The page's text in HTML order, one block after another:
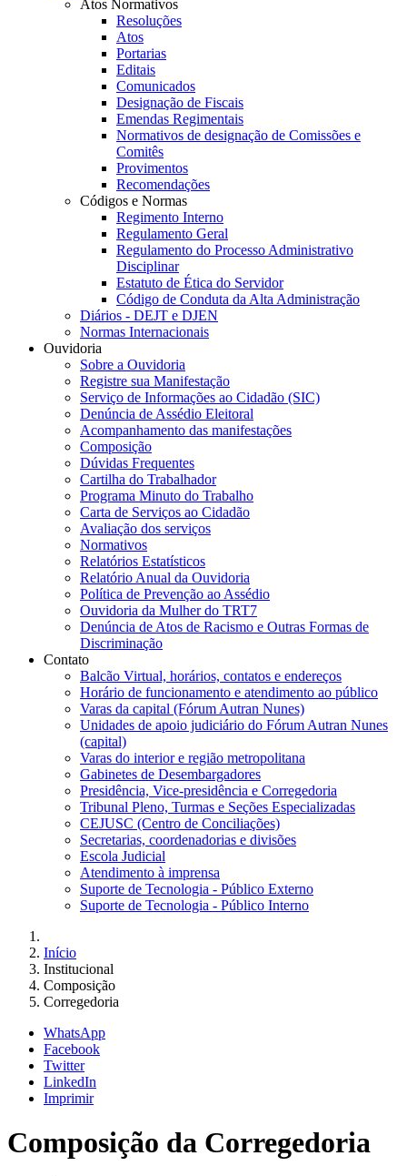
Atos Normativos
Resoluções
Atos
Portarias
Editais
Comunicados
Designação de Fiscais
Emendas Regimentais
Normativos de designação de Comissões e
Comitês
Provimentos
Recomendações
Códigos e Normas
Regimento Interno
Regulamento Geral
Regulamento do Processo Administrativo
Disciplinar
Estatuto de Ética do Servidor
Código de Conduta da Alta Administração
Diários - DEJT e DJEN
Normas Internacionais
Ouvidoria
Sobre a Ouvidoria
Registre sua Manifestação
Serviço de Informações ao Cidadão (SIC)
Denúncia de Assédio Eleitoral
Acompanhamento das manifestações
Composição
Dúvidas Frequentes
Cartilha do Trabalhador
Programa Minuto do Trabalho
Carta de Serviços ao Cidadão
Avaliação dos serviços
Normativos
Relatórios Estatísticos
Relatório Anual da Ouvidoria
Política de Prevenção ao Assédio
Ouvidoria da Mulher do TRT7
Denúncia de Atos de Racismo e Outras Formas de
Discriminação
Contato
Balcão Virtual, horários, contatos e endereços
Horário de funcionamento e atendimento ao público
Varas da capital (Fórum Autran Nunes)
Unidades de apoio judiciário do Fórum Autran Nunes
(capital)
Varas do interior e região metropolitana
Gabinetes de Desembargadores
Presidência, Vice-presidência e Corregedoria
Tribunal Pleno, Turmas e Seções Especializadas
CEJUSC (Centro de Conciliações)
Secretarias, coordenadorias e divisões
Escola Judicial
Atendimento à imprensa
Suporte de Tecnologia - Público Externo
Suporte de Tecnologia - Público Interno
Início
Institucional
Composição
Corregedoria
WhatsApp
Facebook
Twitter
LinkedIn
Imprimir
Composição da Corregedoria